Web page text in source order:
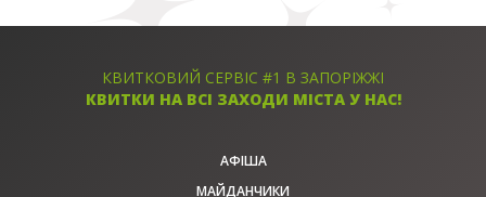
КВИТКОВИЙ СЕРВІС #1 В ЗАПОРІЖЖІ
КВИТКИ НА ВСІ ЗАХОДИ МІСТА У НАС!
АФІША
МАЙДАНЧИКИ